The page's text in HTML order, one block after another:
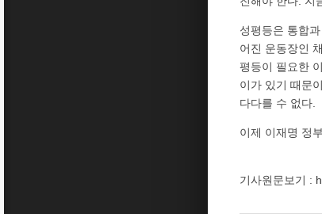
성평등은 통합
어진 운동장인
평등이 필요한
이가 있기 때문
다다를 수 없다.
이제 이재명 정
기사원문보기 :